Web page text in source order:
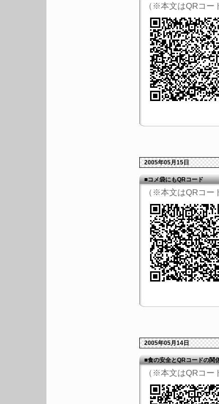
（※本文はQRコー
2005年05月15日
■コメ袋にもQRコード
（※本文はQRコー
2005年05月14日
■食の安全とQRコードの関
（※本文はQRコー